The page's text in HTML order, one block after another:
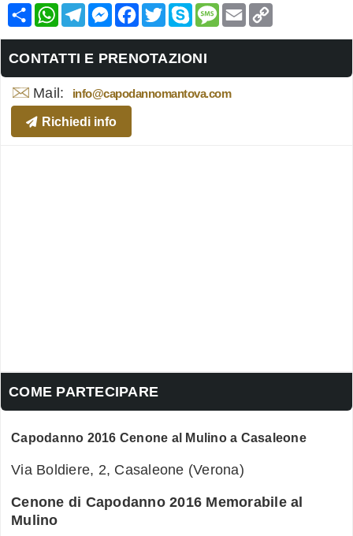
Condividi
WhatsApp
Telegram
Messenger
Facebook
TwitterSkypeMessage
Email
CONTATTI E PRENOTAZIONI
Mail: info@capodannomantova.com
Richiedi info
COME PARTECIPARE
Capodanno 2016 Cenone al Mulino a Casaleone
Via Boldiere, 2, Casaleone (Verona)
Cenone di Capodanno 2016 Memorabile al
Mulino